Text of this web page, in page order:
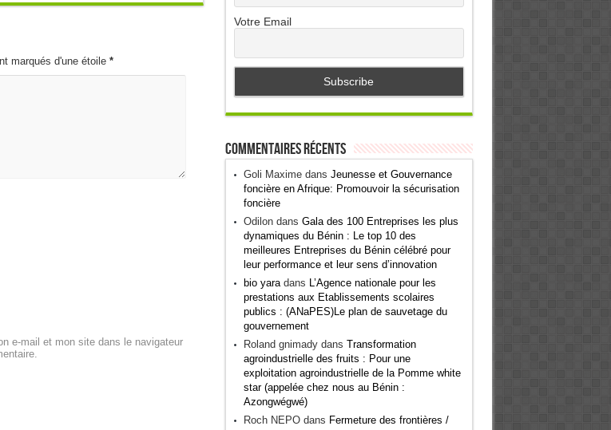
marqués d'une étoile *
e-mail et mon site dans le navigateur
Votre Email
Commentaires récents
Goli Maximedans Jeunesse et Gouvernance
foncière en Afrique: Promouvoir la sécurisation
foncière
Odilondans Gala des 100 Entreprises les plus
dynamiques du Bénin : Le top 10 des
meilleures Entreprises du Bénin célébré pour
leur performance et leur sens d’innovation
bio yaradans L’Agence nationale pour les
prestations aux Etablissements scolaires
publics : (ANaPES)Le plan de sauvetage du
gouvernement
Roland gnimadydans Transformation
agroindustrielle des fruits : Pour une
exploitation agroindustrielle de la Pomme white
star (appelée chez nous au Bénin :
Azongwégwé)
Roch NEPOdans Fermeture des frontières /